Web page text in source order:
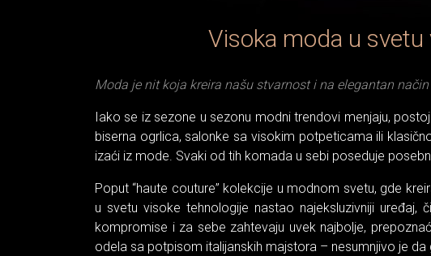
Visoka moda u
Moda je nit koja kreira našu stvarnost i na elegantan
Iako se iz sezone u sezonu modni trendovi menjaju,
biserna ogrlica, salonke sa visokim potpeticama ili
izaći iz mode. Svaki od tih komada u sebi poseduje
Poput “haute couture” kolekcije u modnom svetu, gde
u svetu visoke tehnologije nastao najeksluzivniji
kompromise i za sebe zahtevaju uvek najbolje,
odela sa potpisom italijanskih majstora – nesumnjivo je